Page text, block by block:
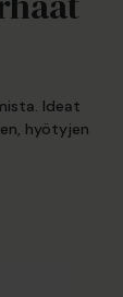
Ideat
hyötyjen